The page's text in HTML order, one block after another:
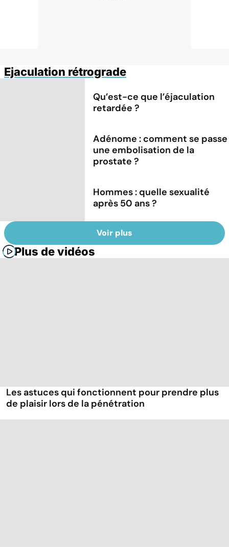
Ejaculation rétrograde
Qu’est-ce que l’éjaculation
retardée ?
Adénome : comment se passe
une embolisation de la
prostate ?
Hommes : quelle sexualité
après 50 ans ?
Voir plus
Plus de vidéos
Les astuces qui fonctionnent pour prendre plus
de plaisir lors de la pénétration